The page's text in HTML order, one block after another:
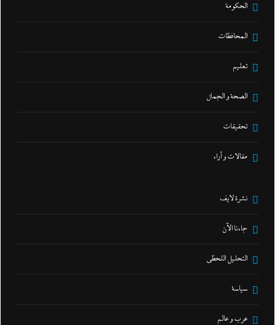
الحكومة
المحافظات
تعليم
الصحة و الجمال
تحقيقات
مقالات و أراء
نشرة لايف
جاءنا الآن
التحليل اللحظي
سياسة
عرب و عالم